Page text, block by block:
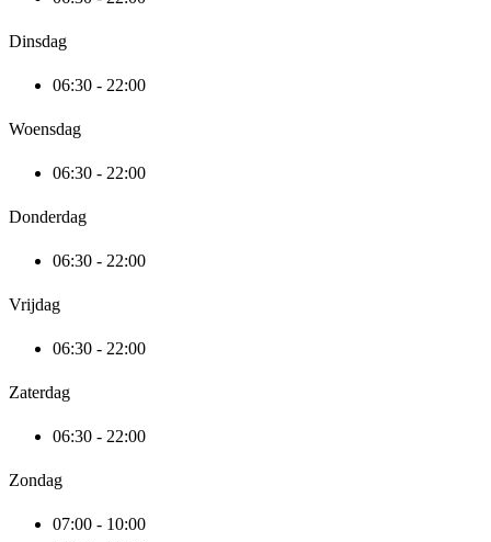
Dinsdag
06:30 - 22:00
Woensdag
06:30 - 22:00
Donderdag
06:30 - 22:00
Vrijdag
06:30 - 22:00
Zaterdag
06:30 - 22:00
Zondag
07:00 - 10:00